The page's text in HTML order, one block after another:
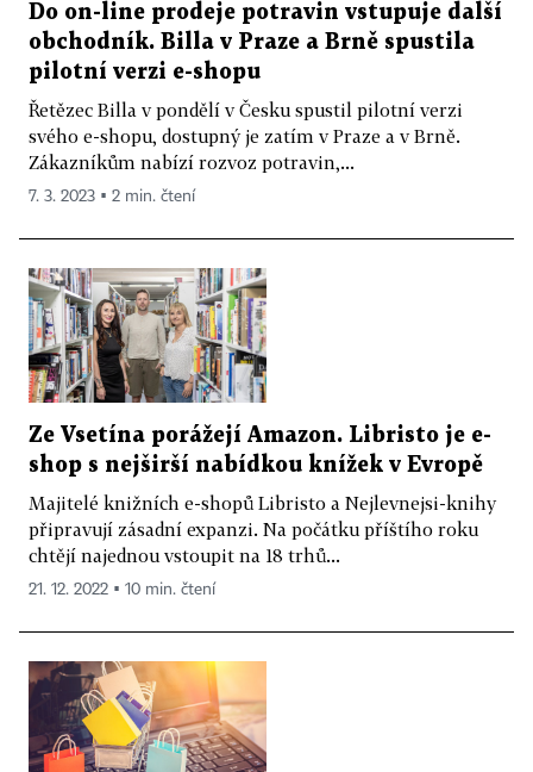
Do on-line prodeje potravin vstupuje další
obchodník. Billa v Praze a Brně spustila
pilotní verzi e-shopu
Řetězec Billa v pondělí v Česku spustil pilotní verzi
svého e-shopu, dostupný je zatím v Praze a v Brně.
Zákazníkům nabízí rozvoz potravin,...
7. 3. 2023 ▪ 2 min. čtení
Ze Vsetína porážejí Amazon. Libristo je e-
shop s nejširší nabídkou knížek v Evropě
Majitelé knižních e-shopů Libristo a Nejlevnejsi-knihy
připravují zásadní expanzi. Na počátku příštího roku
chtějí najednou vstoupit na 18 trhů...
21. 12. 2022 ▪ 10 min. čtení